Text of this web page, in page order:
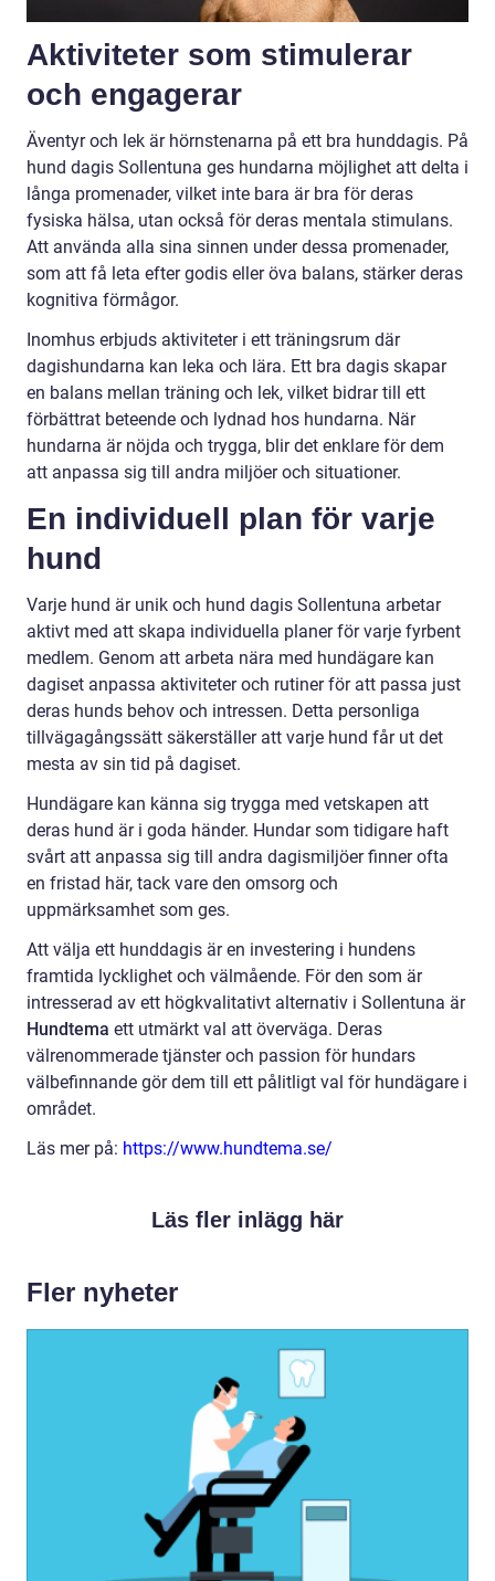
Aktiviteter som stimulerar
och engagerar
Äventyr och lek är hörnstenarna på ett bra hunddagis. På
hund dagis Sollentuna ges hundarna möjlighet att delta i
långa promenader, vilket inte bara är bra för deras
fysiska hälsa, utan också för deras mentala stimulans.
Att använda alla sina sinnen under dessa promenader,
som att få leta efter godis eller öva balans, stärker deras
kognitiva förmågor.
Inomhus erbjuds aktiviteter i ett träningsrum där
dagishundarna kan leka och lära. Ett bra dagis skapar
en balans mellan träning och lek, vilket bidrar till ett
förbättrat beteende och lydnad hos hundarna. När
hundarna är nöjda och trygga, blir det enklare för dem
att anpassa sig till andra miljöer och situationer.
En individuell plan för varje
hund
Varje hund är unik och hund dagis Sollentuna arbetar
aktivt med att skapa individuella planer för varje fyrbent
medlem. Genom att arbeta nära med hundägare kan
dagiset anpassa aktiviteter och rutiner för att passa just
deras hunds behov och intressen. Detta personliga
tillvägagångssätt säkerställer att varje hund får ut det
mesta av sin tid på dagiset.
Hundägare kan känna sig trygga med vetskapen att
deras hund är i goda händer. Hundar som tidigare haft
svårt att anpassa sig till andra dagismiljöer finner ofta
en fristad här, tack vare den omsorg och
uppmärksamhet som ges.
Att välja ett hunddagis är en investering i hundens
framtida lycklighet och välmående. För den som är
intresserad av ett högkvalitativt alternativ i Sollentuna är
Hundtema ett utmärkt val att överväga. Deras
välrenommerade tjänster och passion för hundars
välbefinnande gör dem till ett pålitligt val för hundägare i
området.
Läs mer på: https://www.hundtema.se/
Läs fler inlägg här
Fler nyheter